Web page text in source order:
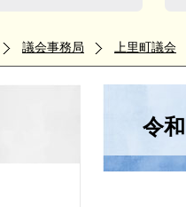
議会事務局 上里町議会
令